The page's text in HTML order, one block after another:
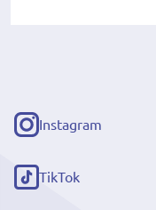
Instagram
(externe
link)
TikTok
(externe